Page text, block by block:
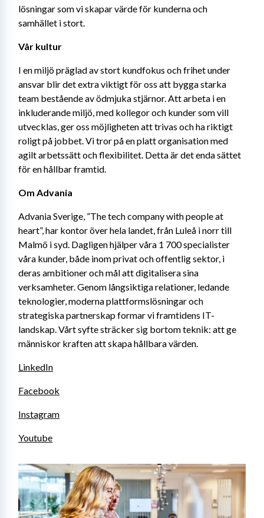
lösningar som vi skapar värde för kunderna och
samhället i stort.
Vår kultur
I en miljö präglad av stort kundfokus och frihet under
ansvar blir det extra viktigt för oss att bygga starka
team bestående av ödmjuka stjärnor. Att arbeta i en
inkluderande miljö, med kollegor och kunder som vill
utvecklas, ger oss möjligheten att trivas och ha riktigt
roligt på jobbet. Vi tror på en platt organisation med
agilt arbetssätt och flexibilitet. Detta är det enda sättet
för en hållbar framtid.
Om Advania
Advania Sverige, ”The tech company with people at
heart”, har kontor över hela landet, från Luleå i norr till
Malmö i syd. Dagligen hjälper våra 1 700 specialister
våra kunder, både inom privat och offentlig sektor, i
deras ambitioner och mål att digitalisera sina
verksamheter. Genom långsiktiga relationer, ledande
teknologier, moderna plattformslösningar och
strategiska partnerskap formar vi framtidens IT-
landskap. Vårt syfte sträcker sig bortom teknik: att ge
människor kraften att skapa hållbara värden.
LinkedIn
Facebook
Instagram
Youtube